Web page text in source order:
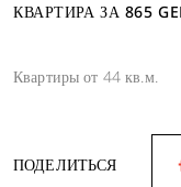
КВАРТИРА ЗА 865
Квартиры от 44 кв.м.
ПОДЕЛИТЬСЯ